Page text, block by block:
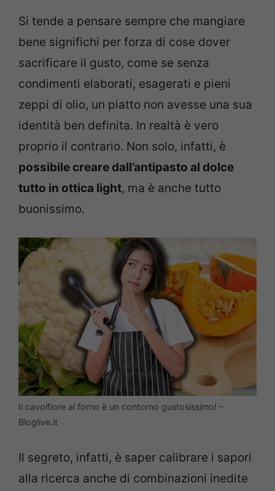
Si tende a pensare sempre che mangiare
bene significhi per forza di cose dover
sacrificare il gusto, come se senza
condimenti elaborati, esagerati e pieni
zeppi di olio, un piatto non avesse una sua
identità ben definita. In realtà è vero
proprio il contrario. Non solo, infatti, è
possibile creare dall’antipasto al dolce
tutto in ottica light, ma è anche tutto
buonissimo.
Il cavolfiore al forno è un contorno gustosissimo! –
Bloglive.it
Il segreto, infatti, è saper calibrare i sapori
alla ricerca anche di combinazioni inedite